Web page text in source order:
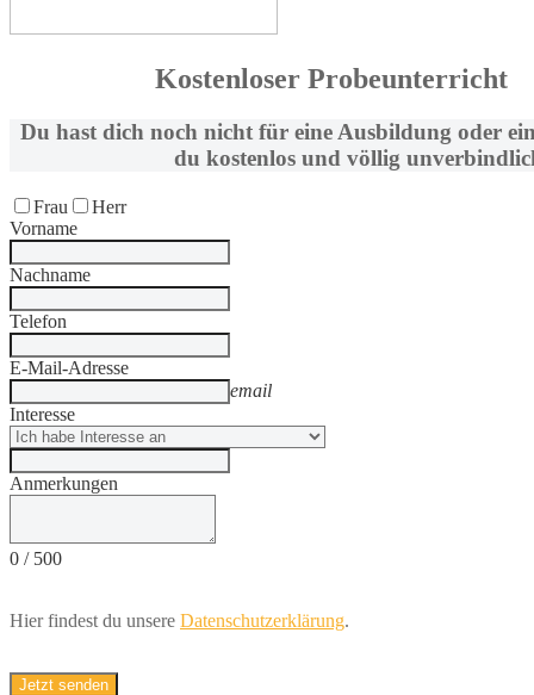
Kostenloser Probeunterricht
Du hast dich noch nicht für eine Ausbildung oder
du kostenlos und völlig
Frau
Herr
Vorname
Nachname
Telefon
E-Mail-Adresse
email
Interesse
Anmerkungen
0 / 500
Hier findest du unsere Datenschutzerklärung.
Jetzt senden